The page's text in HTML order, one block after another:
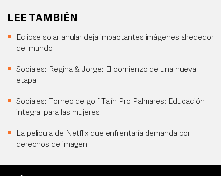
LEE TAMBIÉN
Eclipse solar anular deja impactantes imágenes alrededor
del mundo
Sociales: Regina & Jorge: El comienzo de una nueva
etapa
Sociales: Torneo de golf Tajín Pro Palmares: Educación
integral para las mujeres
La película de Netflix que enfrentaría demanda por
derechos de imagen